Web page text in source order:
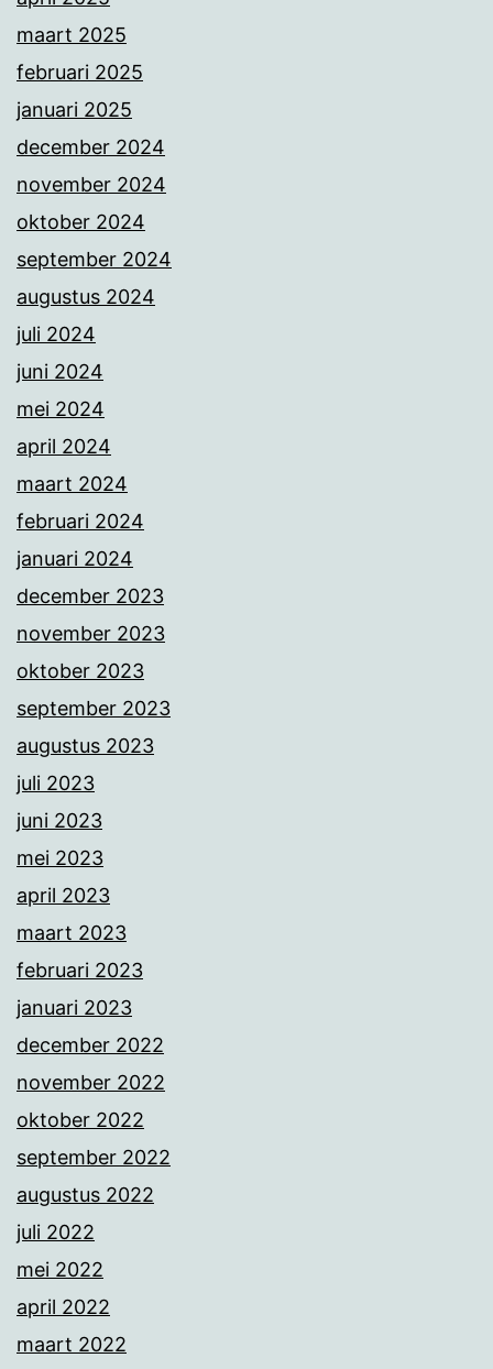
maart 2025
februari 2025
januari 2025
december 2024
november 2024
oktober 2024
september 2024
augustus 2024
juli 2024
juni 2024
mei 2024
april 2024
maart 2024
februari 2024
januari 2024
december 2023
november 2023
oktober 2023
september 2023
augustus 2023
juli 2023
juni 2023
mei 2023
april 2023
maart 2023
februari 2023
januari 2023
december 2022
november 2022
oktober 2022
september 2022
augustus 2022
juli 2022
mei 2022
april 2022
maart 2022